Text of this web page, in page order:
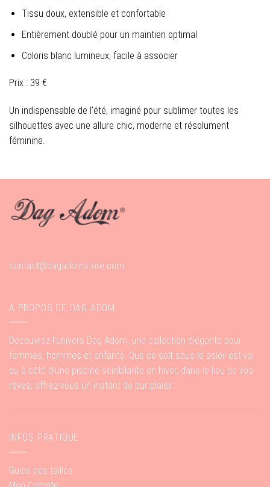
Tissu doux, extensible et confortable
Entièrement doublé pour un maintien optimal
Coloris blanc lumineux, facile à associer
Prix : 39 €
Un indispensable de l’été, imaginé pour sublimer toutes les
silhouettes avec une allure chic, moderne et résolument
féminine.
contact@dagadomstore.com
A PROPOS DE DAG ADOM
Découvrez l’univers Dag Adom, une collection élégante pour
femmes, hommes et enfants. Que ce soit sous le soleil estival
ou à côté d’une piscine scintillante en hiver, dans le lieu de vos
rêves, offrez-vous un instant de pur plaisir.
INFOS PRATIQUE
Guide des tailles